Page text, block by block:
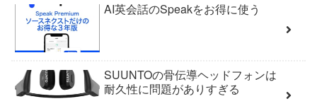
AI英会話のSpeakをお得に使う
SUUNTOの骨伝導ヘッドフォンは
耐久性に問題がありすぎる